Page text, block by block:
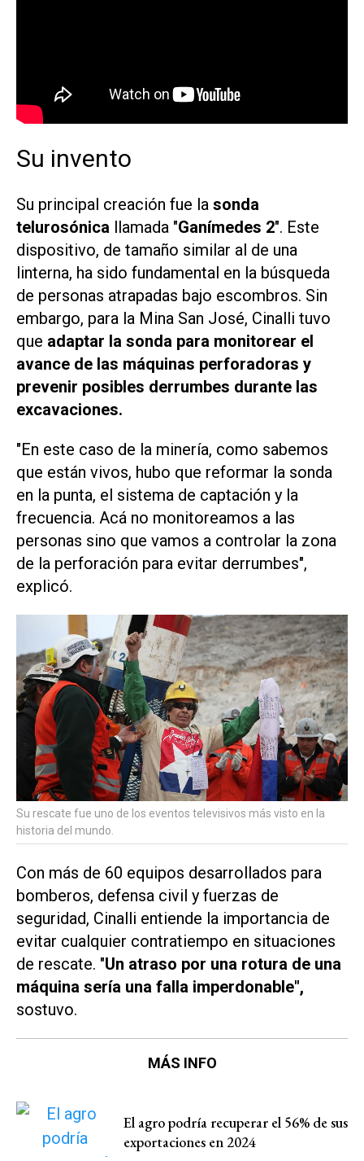
Su invento
Su principal creación fue la sonda
telurosónica llamada "Ganímedes 2". Este
dispositivo, de tamaño similar al de una
linterna, ha sido fundamental en la búsqueda
de personas atrapadas bajo escombros. Sin
embargo, para la Mina San José, Cinalli tuvo
que adaptar la sonda para monitorear el
avance de las máquinas perforadoras y
prevenir posibles derrumbes durante las
excavaciones.
"En este caso de la minería, como sabemos
que están vivos, hubo que reformar la sonda
en la punta, el sistema de captación y la
frecuencia. Acá no monitoreamos a las
personas sino que vamos a controlar la zona
de la perforación para evitar derrumbes",
explicó.
Su rescate fue uno de los eventos televisivos más visto en la
historia del mundo.
Con más de 60 equipos desarrollados para
bomberos, defensa civil y fuerzas de
seguridad, Cinalli entiende la importancia de
evitar cualquier contratiempo en situaciones
de rescate. "Un atraso por una rotura de una
máquina sería una falla imperdonable",
sostuvo.
MÁS INFO
El agro podría recuperar el 56% de sus
exportaciones en 2024